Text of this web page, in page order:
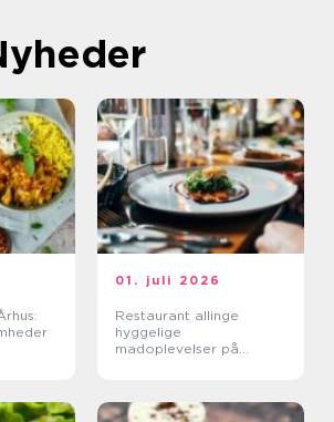
01. juli 2026
Restaurant allinge
hyggelige
madoplevelser på